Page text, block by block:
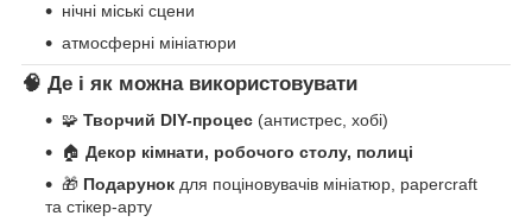
нічні міські сцени
атмосферні мініатюри
🧠 Де і як можна використовувати
🧩 Творчий DIY-процес (антистрес, хобі)
🏠 Декор кімнати, робочого столу, полиці
🎁 Подарунок для поціновувачів мініатюр, papercraft
та стікер-арту